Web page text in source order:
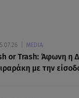
- Κρήτη: Το
MEDIA
or Trash: Άφωνη η
με την